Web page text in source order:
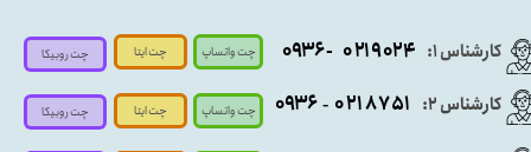
کارشناس ۱: ۰۲۱۹۰۲۴ - ۰۹۳۶
کارشناس ۲: ۰۲۱۸۷۵۱ - ۰۹۳۶
چت واتساپ
چت واتساپ
چت ایتا
چت ایتا
چت روبیکا
چت روبیکا